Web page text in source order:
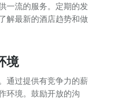
一流的服务。定期的发
解最新的酒店趋势和做
境
通过提供有竞争力的薪
环境。鼓励开放的沟